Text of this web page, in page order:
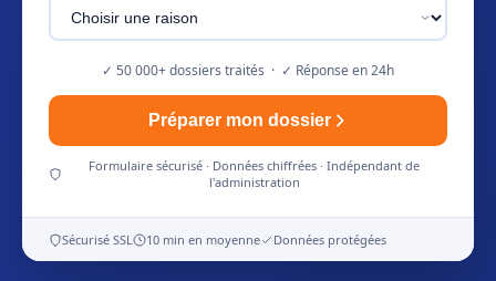
✓ 50 000+ dossiers traités · ✓ Réponse en 24h
Préparer mon dossier
Formulaire sécurisé · Données chiffrées · Indépendant de
l'administration
Sécurisé SSL 10 min en moyenne Données protégées